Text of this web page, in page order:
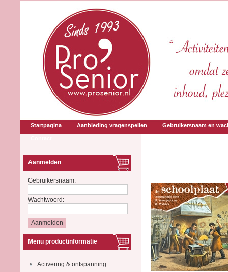
Startpagina Aanbieding vragenspellen Gebruikersnaam en
Aanmelden
Gebruikersnaam:
Wachtwoord:
Menu productinformatie
Activering & ontspanning